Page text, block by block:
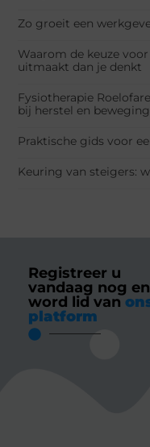
Zo groeit een
Waarom de keuze
uitmaakt dan je denkt
Fysiotherapie
bij herstel en beweging
Praktische gids voor
Keuring van steigers:
Registreer u
vandaag nog en
word lid van
platform